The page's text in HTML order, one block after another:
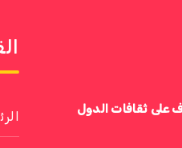
على ثقافات الدول